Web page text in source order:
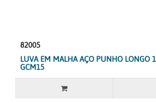
82005
LUVA EM MALHA AÇO PUNHO LONGO
GCM15